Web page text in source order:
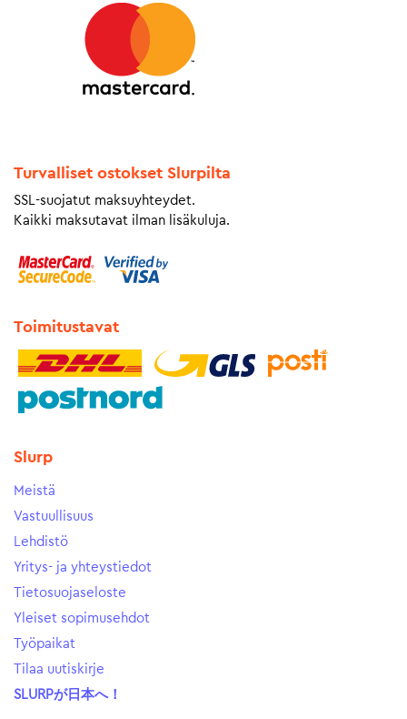
Turvalliset ostokset Slurpilta
SSL-suojatut maksuyhteydet.
Kaikki maksutavat ilman lisäkuluja.
Toimitustavat
Slurp
Meistä
Vastuullisuus
Lehdistö
Yritys- ja yhteystiedot
Tietosuojaseloste
Yleiset sopimusehdot
Työpaikat
Tilaa uutiskirje
SLURPが日本へ！